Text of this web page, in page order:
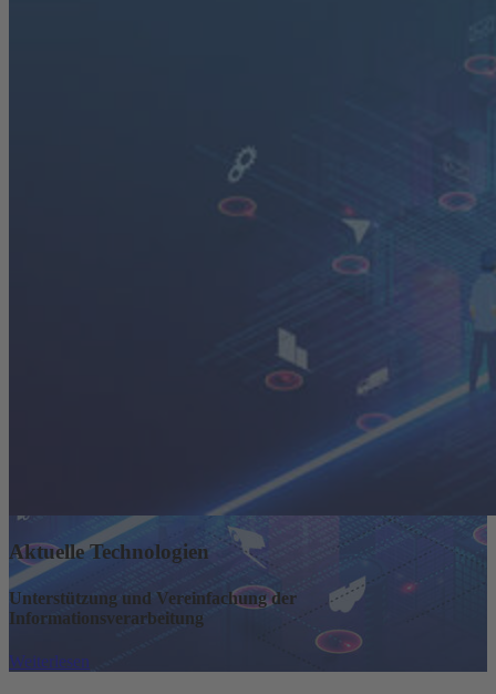
Aktuelle Technologien
Unterstützung und Vereinfachung der
Informationsverarbeitung
Weiterlesen